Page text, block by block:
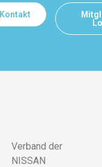
Kontakt
Verband der
NISSAN